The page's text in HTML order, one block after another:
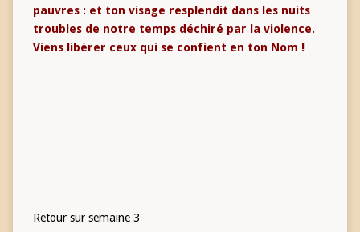
pauvres : et ton visage resplendit dans les nuits
troubles de notre temps déchiré par la violence.
Viens libérer ceux qui se confient en ton Nom !
Retour sur semaine 3